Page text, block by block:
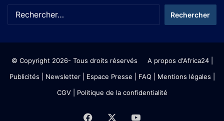
© Copyright 2026- Tous droits réservés A propos d'Africa24|
Publicités
Newsletter| Espace Presse | FAQ | Mentions légales
CGV| Politique de la confidentialité